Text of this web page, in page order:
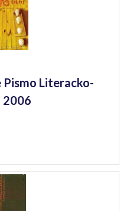
Pismo Literacko-
2006